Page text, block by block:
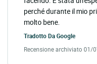
perché durante il mio
molto bene.
Tradotto DaGoogle
Recensione archiviato 01/